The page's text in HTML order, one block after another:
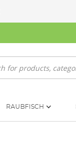
RAUBFISCH